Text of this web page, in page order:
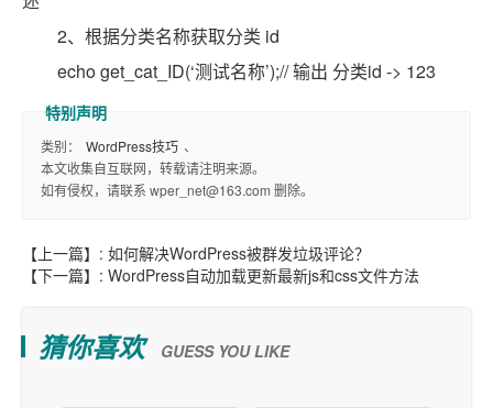
2、根据分类名称获取分类 id
echo get_cat_ID(‘测试名称’);// 输出 分类id -> 123
类别： WordPress技巧 、
本文收集自互联网，转载请注明来源。
如有侵权，请联系 wper_net@163.com 删除。
【上一篇】: 如何解决WordPress被群发垃圾评论？
【下一篇】: WordPress自动加载更新最新js和css文件方法
猜你喜欢 GUESS YOU LIKE